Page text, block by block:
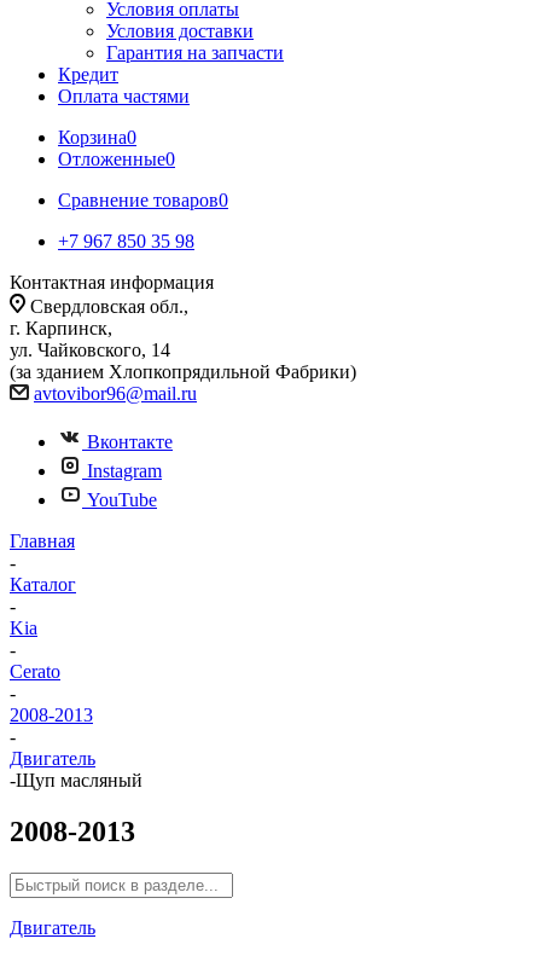
Условия оплаты
Условия доставки
Гарантия на запчасти
Кредит
Оплата частями
Корзина0
Отложенные0
Сравнение товаров0
+7 967 850 35 98
Контактная информация
Свердловская обл.,
г. Карпинск,
ул. Чайковского, 14
(за зданием Хлопкопрядильной Фабрики)
avtovibor96@mail.ru
Вконтакте
Instagram
YouTube
Главная
-
Каталог
-
Kia
-
Cerato
-
2008-2013
-
Двигатель
-Щуп масляный
2008-2013
Двигатель